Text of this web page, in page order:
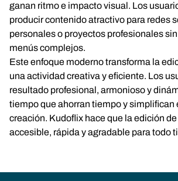
ganan ritmo e impacto visual. Los
producir contenido atractivo para redes
personales o proyectos profesionales
menús complejos.
Este enfoque moderno transforma la
una actividad creativa y eficiente. Los
resultado profesional, armonioso y
tiempo que ahorran tiempo y simplifican
creación. Kudoflix hace que la edición
accesible, rápida y agradable para todo